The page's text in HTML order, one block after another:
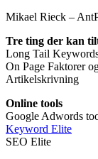
Mikael Rieck –
Tre ting der kan
Long Tail
On Page Faktorer
Artikelskrivning
Online tools
Google Adwords
Keyword Elite
SEO Elite